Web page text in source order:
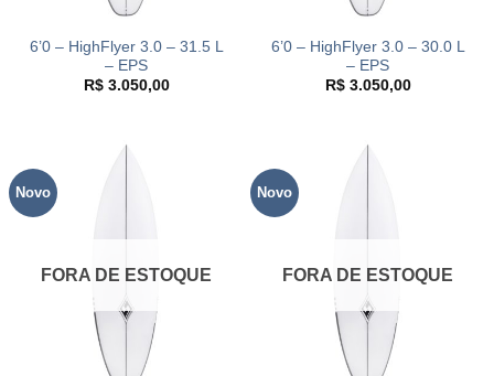
6’0 – HighFlyer 3.0 – 31.5 L
– EPS
R$3.050,00
6’0 – HighFlyer 3.0 – 30.0 L
– EPS
R$3.050,00
Novo
FORA DE ESTOQUE
Novo
FORA DE ESTOQUE